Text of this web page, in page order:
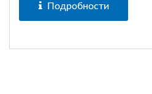
Подробности